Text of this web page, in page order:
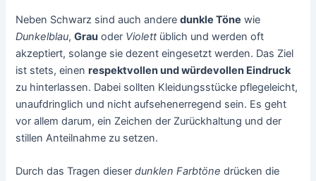
Neben Schwarz sind auch anderedunkle Töne wie
Dunkelblau,Grau oder Violettüblich und werden oft
akzeptiert, solange sie dezent eingesetzt werden. Das Ziel
ist stets, einenrespektvollen und würdevollen Eindruck
zu hinterlassen. Dabei sollten Kleidungsstücke pflegeleicht,
unaufdringlich und nicht aufsehenerregend sein. Es geht
vor allem darum, ein Zeichen der Zurückhaltung und der
stillen Anteilnahme zu setzen.
Durch das Tragen dieserdunklen Farbtöne drücken die